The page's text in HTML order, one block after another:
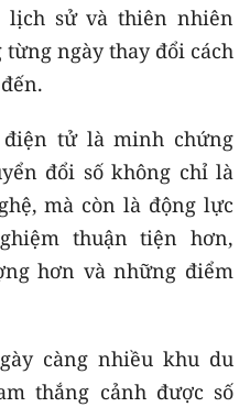
sử và thiên nhiên
ngày thay đổi cách
điện tử là minh chứng
đổi số không chỉ là
mà còn là động lực
thuận tiện hơn,
hơn và những điểm
càng nhiều khu du
thắng cảnh được số